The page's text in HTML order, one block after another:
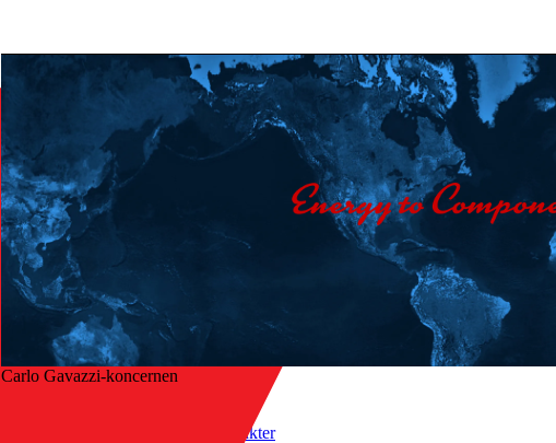
Carlo Gavazzi-koncernen
Produkter